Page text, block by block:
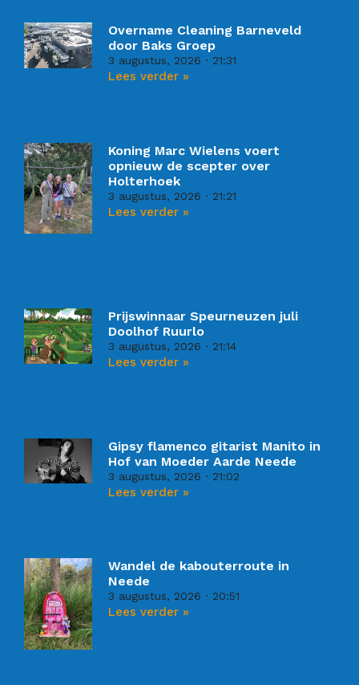
Overname Cleaning Barneveld
door Baks Groep
3 augustus, 2026 21:31
Lees verder »
Koning Marc Wielens voert
opnieuw de scepter over
Holterhoek
3 augustus, 2026 21:21
Lees verder »
Prijswinnaar Speurneuzen juli
Doolhof Ruurlo
3 augustus, 2026 21:14
Lees verder »
Gipsy flamenco gitarist Manito in
Hof van Moeder Aarde Neede
3 augustus, 2026 21:02
Lees verder »
Wandel de kabouterroute in
Neede
3 augustus, 2026 20:51
Lees verder »